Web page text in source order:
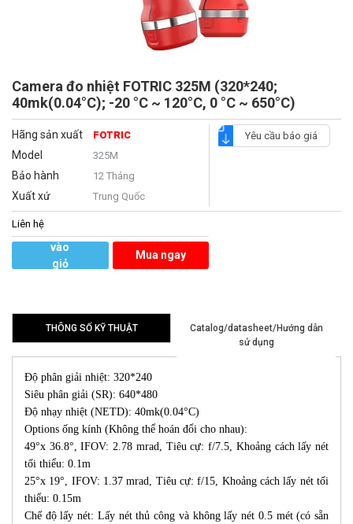
Camera đo nhiệt FOTRIC 325M (320*240;
40mk(0.04°C); -20 °C ~ 120°C, 0 °C ~ 650°C)
Hãng sản xuất FOTRIC
Model 325M
Bảo hành 12 Tháng
Xuất xứ Trung Quốc
Yêu cầu báo giá
Liên hệ
vào
giỏ
Mua ngay
THÔNG SỐ KỸ THUẬT
Catalog/datasheet/Hướng dẫn
sử dụng
Độ phân giải nhiệt: 320*240
Siêu phân giải (SR): 640*480
Độ nhạy nhiệt (NETD): 40mk(0.04°C)
Options ống kính (Không thể hoán đổi cho nhau):
49°x 36.8°, IFOV: 2.78 mrad, Tiêu cự: f/7.5, Khoảng cách lấy nét
tối thiểu: 0.1m
25°x 19°, IFOV: 1.37 mrad, Tiêu cự: f/15, Khoảng cách lấy nét tối
thiểu: 0.15m
Chế độ lấy nét: Lấy nét thủ công và không lấy nét 0.5 mét (có sẵn